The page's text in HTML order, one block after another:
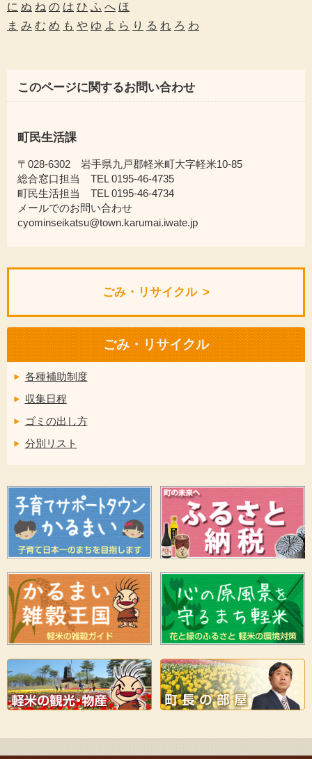
に ぬ ね の は ひ ふ へ ほ
ま み む め も や ゆ よ ら り る れ ろ わ
このページに関するお問い合わせ
町民生活課
〒028-6302 岩手県九戸郡軽米町大字軽米10-85
総合窓口担当 TEL 0195-46-4735
町民生活担当 TEL 0195-46-4734
メールでのお問い合わせ
cyominseikatsu@town.karumai.iwate.jp
ごみ・リサイクル
ごみ・リサイクル
各種補助制度
収集日程
ゴミの出し方
分別リスト